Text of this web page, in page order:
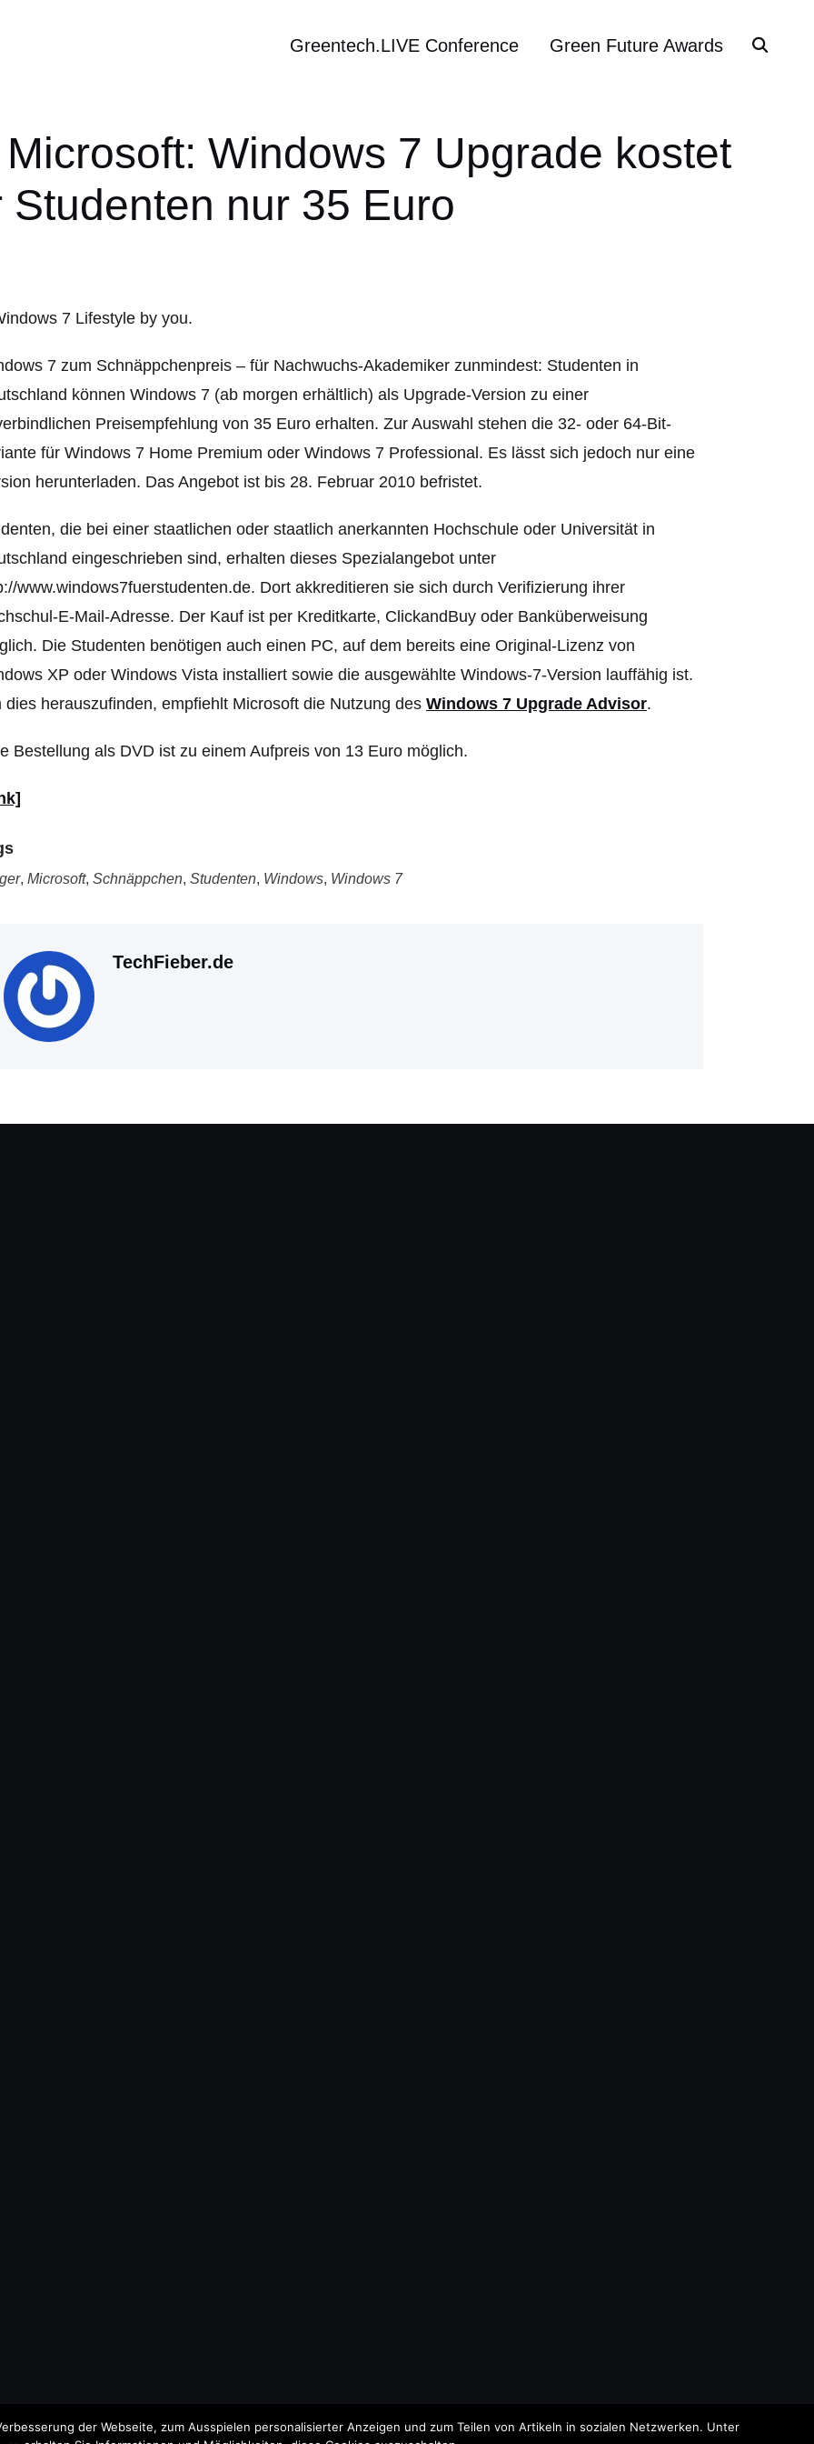
Greentech.LIVE Conference Green Future Awards
Windows 7 Upgrade kostet
Studenten nur 35 Euro
7 zum Schnäppchenpreis – für Nachwuchs-Akademiker zunmindest: Studenten in
können Windows 7 (ab morgen erhältlich) als Upgrade-Version zu einer
Preisempfehlung von 35 Euro erhalten. Zur Auswahl stehen die 32- oder 64-Bit-
für Windows 7 Home Premium oder Windows 7 Professional. Es lässt sich jedoch nur eine
herunterladen. Das Angebot ist bis 28. Februar 2010 befristet.
die bei einer staatlichen oder staatlich anerkannten Hochschule oder Universität in
eingeschrieben sind, erhalten dieses Spezialangebot unter
www.windows7fuerstudenten.de. Dort akkreditieren sie sich durch Verifizierung ihrer
E-Mail-Adresse. Der Kauf ist per Kreditkarte, ClickandBuy oder Banküberweisung
Die Studenten benötigen auch einen PC, auf dem bereits eine Original-Lizenz von
XP oder Windows Vista installiert sowie die ausgewählte Windows-7-Version lauffähig ist.
dies herauszufinden, empfiehlt Microsoft die Nutzung des Windows 7 Upgrade Advisor.
Bestellung als DVD ist zu einem Aufpreis von 13 Euro möglich.
, Microsoft, Schnäppchen, Studenten, Windows, Windows 7
TechFieber.de
der Webseite, zum Ausspielen personalisierter Anzeigen und zum Teilen von Artikeln in sozialen Netzwerken. Unter